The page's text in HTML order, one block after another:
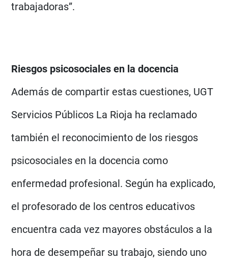
trabajadoras”.
Riesgos psicosociales en la docencia
Además de compartir estas cuestiones, UGT
Servicios Públicos La Rioja ha reclamado
también el reconocimiento de los riesgos
psicosociales en la docencia como
enfermedad profesional. Según ha explicado,
el profesorado de los centros educativos
encuentra cada vez mayores obstáculos a la
hora de desempeñar su trabajo, siendo uno